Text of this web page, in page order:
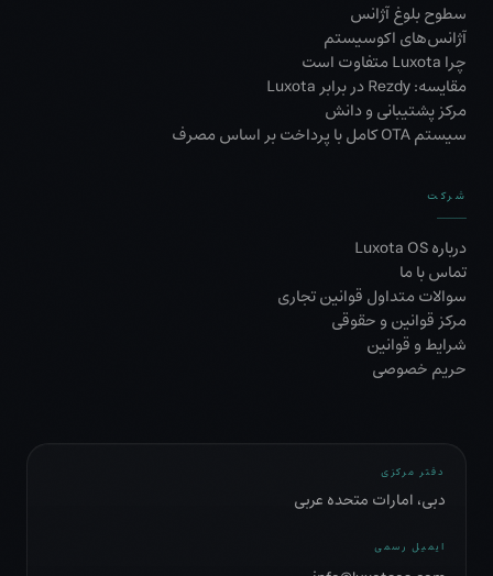
سطوح بلوغ آژانس
آژانس‌های اکوسیستم
چرا Luxota متفاوت است
مقایسه: Rezdy در برابر Luxota
مرکز پشتیبانی و دانش
سیستم OTA کامل با پرداخت بر اساس مصرف
شرکت
درباره Luxota OS
تماس با ما
سوالات متداول قوانین تجاری
مرکز قوانین و حقوقی
شرایط و قوانین
حریم خصوصی
دفتر مرکزی
دبی، امارات متحده عربی
ایمیل رسمی